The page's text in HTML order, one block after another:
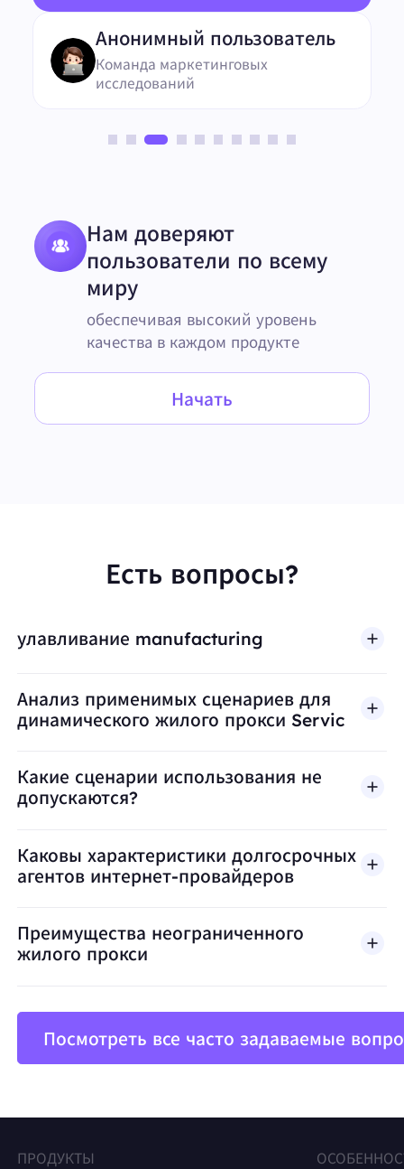
Анонимный пользователь
Команда маркетинговых
исследований
Нам доверяют
пользователи по всему
миру
обеспечивая высокий уровень
качества в каждом продукте
Начать
Есть вопросы?
улавливание manufacturing
Анализ применимых сценариев для
динамического жилого прокси Servic
Какие сценарии использования не
допускаются?
BestProxy не поддерживает мошенничество,
Каковы характеристики долгосрочных
агентов интернет-провайдеров
Преимущества неограниченного
жилого прокси
Посмотреть все часто задаваемые
ПРОДУКТЫ